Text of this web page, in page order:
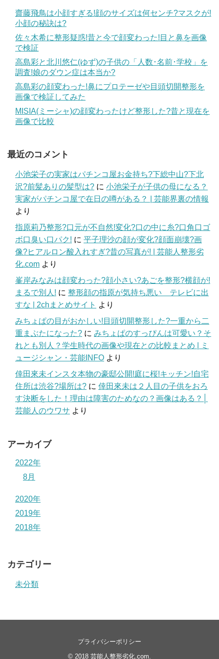
齋藤飛鳥は小顔すぎる!顔のサイズは何センチ?マスクが!
小顔の秘訣は?
佐々木希に整形疑惑!昔と今で顔変わった!目と鼻を画像
で検証
高島彩と北川悠仁(ゆず)の子供の「人数･名前･学校」を
調査!娘のダウン症は本当か?
高島彩の顔変わった!鼻にプロテーゼや目頭切開整形を
画像で検証してみた
MISIA(ミーシャ)の顔変わったけど整形した?昔と現在を
画像で比較
最近のコメント
小池栄子の実家はパチンコ屋お金持ち?下総中山?下北
沢?前髪ありの髪型は? に 小池栄子が子供の母になる？
実家がパチンコ屋で在日の噂がある？ | 芸能界裏の情報
より
指原莉乃整形?口元が不自然!変化?口の中に糸?口角口ゴ
ボ口臭い口パク! に 平子理沙の顔が変化?顔面崩壊?画
像?ヒアルロン酸入れすぎ?昔の写真が! | 芸能人整形劣
化.com より
峯岸みなみは顔変わった?顔小さい?あごを整形?横顔が!
まるで別人! に 整形顔の指原が気持ち悪い テレビに出
すな | 2chまとめサイト より
みちょぱの目がおかしい!目頭切開整形した?一重から二
重まぶたになった? に みちょぱのすっぴんは可愛い？そ
れとも別人？学生時代の画像や現在との比較まとめ | ミ
ュージシャン・芸能INFO より
倖田來未インスタ本物の豪邸公開!庭に桜!キッチン!自宅
住所は渋谷?場所は? に 倖田來未は２人目の子供をおろ
す決断をした！理由は障害のためなの？画像はある？│
芸能人のウワサ より
アーカイブ
2022年
8月
2020年
2019年
2018年
カテゴリー
未分類
プライバシーポリシー
© 2018 芸能人整形劣化.com.